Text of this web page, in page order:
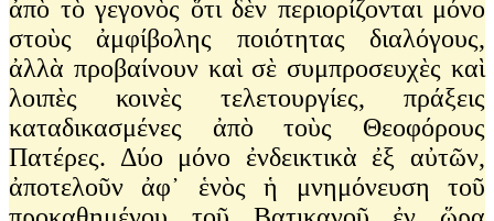
ἀπὸ τὸ γεγονὸς ὅτι δὲν περιορίζονται μόνο
στοὺς ἀμφίβολης ποιότητας διαλόγους,
ἀλλὰ προβαίνουν καὶ σὲ συμπροσευχὲς καὶ
λοιπὲς κοινὲς τελετουργίες, πράξεις
καταδικασμένες ἀπὸ τοὺς Θεοφόρους
Πατέρες. Δύο μόνο ἐνδεικτικὰ ἐξ αὐτῶν,
ἀποτελοῦν ἀφ᾽ ἑνὸς ἡ μνημόνευση τοῦ